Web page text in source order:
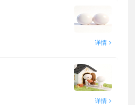
详情 >
详情 >